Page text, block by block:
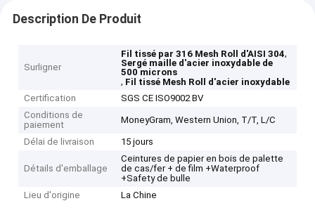
Description De Produit
Surligner
Fil tissé par 316 Mesh Roll d'AISI 304,
Sergé maille d'acier inoxydable de
500 microns
, Fil tissé Mesh Roll d'acier inoxydable
Certification
SGS CE ISO9002 BV
Conditions de
paiement
MoneyGram, Western Union, T/T, L/C
Délai de livraison 15 jours
Détails d'emballage
Ceintures de papier en bois de palette
de cas/fer + de film +Waterproof
+Safety de bulle
Lieu d'origine
La Chine